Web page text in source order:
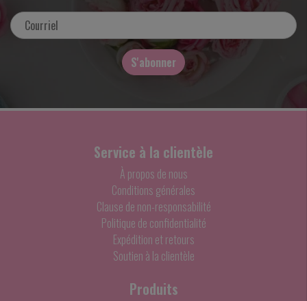
S'abonner
Service à la clientèle
À propos de nous
Conditions générales
Clause de non-responsabilité
Politique de confidentialité
Expédition et retours
Soutien à la clientèle
Produits